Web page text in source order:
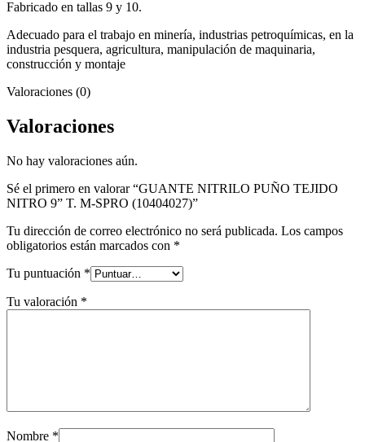
Fabricado en tallas 9 y 10.
Adecuado para el trabajo en minería, industrias petroquímicas, en la
industria pesquera, agricultura, manipulación de maquinaria,
construcción y montaje
Valoraciones (0)
Valoraciones
No hay valoraciones aún.
Sé el primero en valorar “GUANTE NITRILO PUÑO TEJIDO
NITRO 9” T. M-SPRO (10404027)”
Tu dirección de correo electrónico no será publicada. Los campos
obligatorios están marcados con *
Tu puntuación *
Tu valoración *
Nombre *